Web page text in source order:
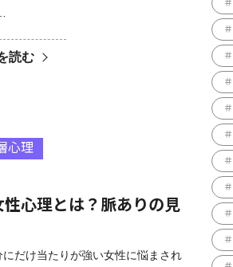
読む
心理
心理とは？脈ありの見
だけ当たりが強い女性に悩まされ